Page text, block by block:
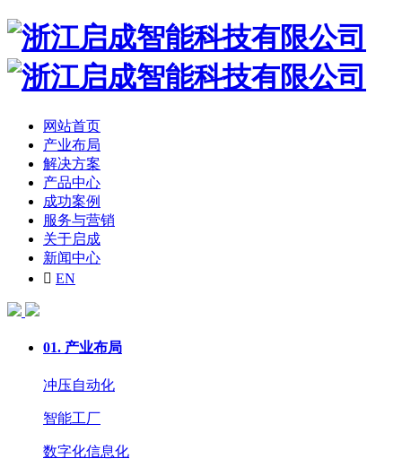
网站首页
产业布局
解决方案
产品中心
成功案例
服务与营销
关于启成
新闻中心
 EN
01. 产业布局
冲压自动化
智能工厂
数字化信息化